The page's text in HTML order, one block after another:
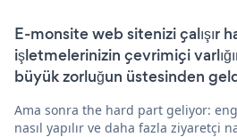
E-monsite web sitenizi çalışır
işletmelerinizin çevrimiçi
büyük zorluğun üstesinden
Ama sonra the hard part geliyor:
nasıl yapılır ve daha fazla ziyaretçi